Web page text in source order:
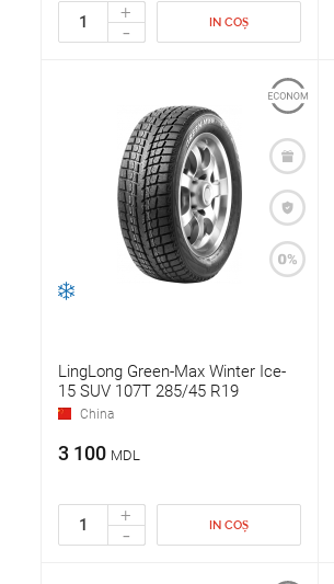
+
- IN COȘ
LingLong Green-Max Winter Ice-
15 SUV 107T 285/45 R19
China
3 100 MDL
+
- IN COȘ